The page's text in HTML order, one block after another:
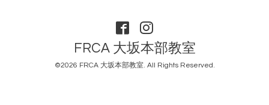
FRCA 大坂本部教室
©2026 FRCA 大坂本部教室. All Rights Reserved.